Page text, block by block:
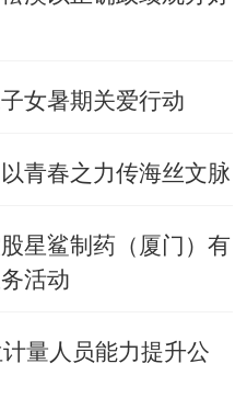
女暑期关爱行动
青春之力传海丝文脉
星鲨制药（厦门）有
活动
量人员能力提升公